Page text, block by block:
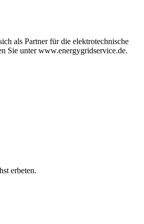
als Partner für die elektrotechnische
Sie unter www.energygridservice.de.
erbeten.